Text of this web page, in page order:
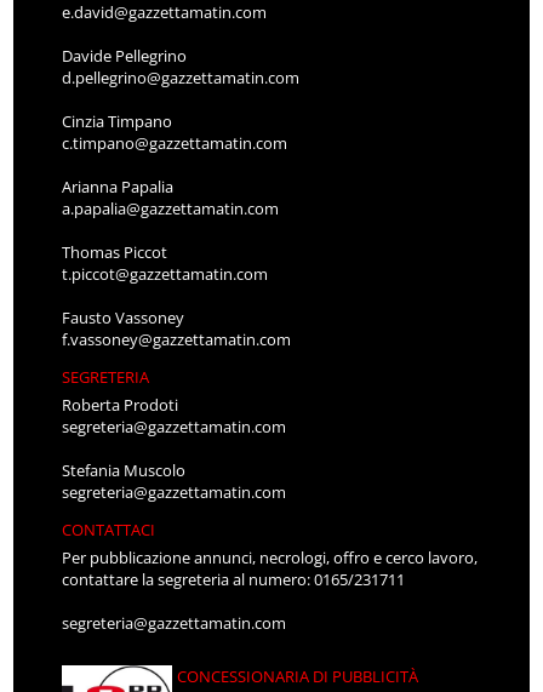
e.david@gazzettamatin.com
Davide Pellegrino
d.pellegrino@gazzettamatin.com
Cinzia Timpano
c.timpano@gazzettamatin.com
Arianna Papalia
a.papalia@gazzettamatin.com
Thomas Piccot
t.piccot@gazzettamatin.com
Fausto Vassoney
f.vassoney@gazzettamatin.com
SEGRETERIA
Roberta Prodoti
segreteria@gazzettamatin.com
Stefania Muscolo
segreteria@gazzettamatin.com
CONTATTACI
Per pubblicazione annunci, necrologi, offro e cerco lavoro,
contattare la segreteria al numero: 0165/231711
segreteria@gazzettamatin.com
CONCESSIONARIA DI PUBBLICITÀ